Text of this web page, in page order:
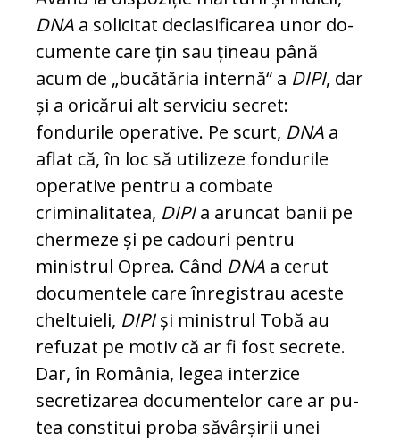
DNA a solicitat declasificarea unor do­
cu­mente care țin sau țineau până
acum de „bu­cătăria internă“ a DIPI, dar
și a ori­cărui alt serviciu secret:
fondurile ope­ra­tive. Pe scurt, DNA a
aflat că, în loc să uti­li­zeze fondurile
operative pentru a com­ba­te
criminalitatea, DIPIa aruncat banii pe
chermeze și pe cadouri pentru
ministrul Oprea. Când DNA a cerut
documentele ca­re înregistrau aceste
cheltuieli, DIPIși ministrul Tobă au
refuzat pe motiv că ar fi fost secrete.
Dar, în România, legea in­ter­zice
secretizarea documentelor care ar pu­
tea constitui proba săvârșirii unei